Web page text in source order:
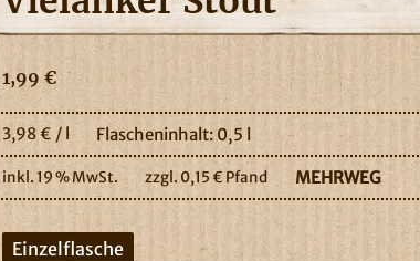
1,99€
3,98€ / l Flascheninhalt: 0,5 l
inkl. 19 % MwSt. zzgl. 0,15€ Pfand MEHRWEG
Einzelflasche